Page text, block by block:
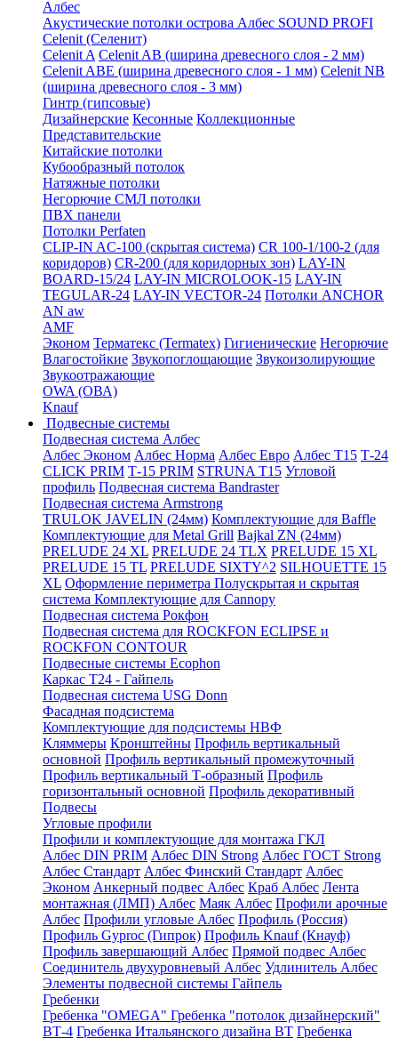
Албес
Акустические потолки острова Албес SOUND PROFI
Celenit (Селенит)
Celenit A Celenit AB (ширина древесного слоя - 2 мм)
Celenit ABE (ширина древесного слоя - 1 мм) Celenit NB
(ширина древесного слоя - 3 мм)
Гинтр (гипсовые)
Дизайнерские Кесонные Коллекционные
Представительские
Китайские потолки
Кубообразный потолок
Натяжные потолки
Негорючие СМЛ потолки
ПВХ панели
Потолки Perfaten
CLIP-IN AC-100 (скрытая система) CR 100-1/100-2 (для
коридоров) CR-200 (для коридорных зон) LAY-IN
BOARD-15/24 LAY-IN MICROLOOK-15 LAY-IN
TEGULAR-24 LAY-IN VECTOR-24 Потолки ANCHOR
AN aw
AMF
Эконом Терматекс (Termatex) Гигиенические Негорючие
Влагостойкие Звукопоглощающие Звукоизолирующие
Звукоотражающие
OWA (ОВА)
Knauf
Подвесные системы
Подвесная система Албес
Албес Эконом Албес Норма Албес Евро Албес T15 Т-24
CLICK PRIM Т-15 PRIM STRUNA Т15 Угловой
профиль Подвесная система Bandraster
Подвесная система Armstrong
TRULOK JAVELIN (24мм) Комплектующие для Baffle
Комплектующие для Metal Grill Bajkal ZN (24мм)
PRELUDE 24 XL PRELUDE 24 TLX PRELUDE 15 XL
PRELUDE 15 TL PRELUDE SIXTY^2 SILHOUETTE 15
XL Оформление периметра Полускрытая и скрытая
система Комплектующие для Cannopy
Подвесная система Рокфон
Подвесная система для ROCKFON ECLIPSE и
ROCKFON CONTOUR
Подвесные системы Ecophon
Каркас Т24 - Гайпель
Подвесная система USG Donn
Фасадная подсистема
Комплектующие для подсистемы НВФ
Кляммеры Кронштейны Профиль вертикальный
основной Профиль вертикальный промежуточный
Профиль вертикальный Т-образный Профиль
горизонтальный основной Профиль декоративный
Подвесы
Угловые профили
Профили и комплектующие для монтажа ГКЛ
Албес DIN PRIM Албес DIN Strong Албес ГОСТ Strong
Албес Стандарт Албес Финский Стандарт Албес
Эконом Анкерный подвес Албес Краб Албес Лента
монтажная (ЛМП) Албес Маяк Албес Профили арочные
Албес Профили угловые Албес Профиль (Россия)
Профиль Gyproc (Гипрок) Профиль Knauf (Кнауф)
Профиль завершающий Албес Прямой подвес Албес
Соединитель двухуровневый Албес Удлинитель Албес
Элементы подвесной системы Гайпель
Гребенки
Гребенка "OMEGA" Гребенка "потолок дизайнерский"
ВТ-4 Гребенка Итальянского дизайна BT Гребенка